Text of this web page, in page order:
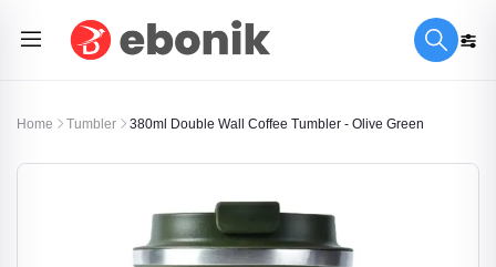
Home Tumbler 380ml Double Wall Coffee Tumbler - Olive Green